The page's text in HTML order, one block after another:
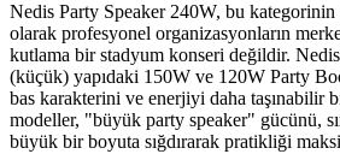
Nedis Party Speaker 240W, bu
olarak profesyonel organizasyonların
kutlama bir stadyum konseri değildir.
(küçük) yapıdaki 150W ve 120W Party
bas karakterini ve enerjiyi daha taşınabilir
modeller, "büyük party speaker" gücünü,
büyük bir boyuta sığdırarak pratikliği